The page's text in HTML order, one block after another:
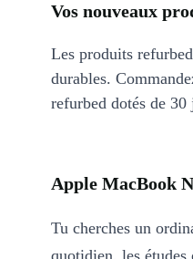
Vos nouveaux
Les produits
durables.
refurbed dotés de
Apple MacBook
Tu cherches un